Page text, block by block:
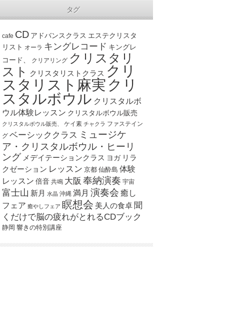
タグ
cafe CD アドバンスクラス エステクリスタ
リスト オーラ キングレコード キングレ
コード、
クリアリング クリスタリ
スト
クリスタリストクラス クリ
スタリスト麻実 クリ
スタルボウル クリスタルボ
ウル体験レッスン クリスタルボウル販売
クリスタルボウル販売、 ケイ素 チャクラ ファステイン
グ ベーシッククラス ミュージケ
ア・クリスタルボウル・ヒーリ
ング メデイテーションクラス ヨガ リラ
クゼーション レッスン 京都 仙酔島 体験
レッスン 倍音 共鳴 大阪 奉納演奏 宇宙
富士山 新月 水晶 沖縄 満月 演奏会 癒し
フェア 癒やしフェア 瞑想会 美人の食卓 聞
くだけで脳の疲れがとれるCDブック
静岡 響きの特別講座